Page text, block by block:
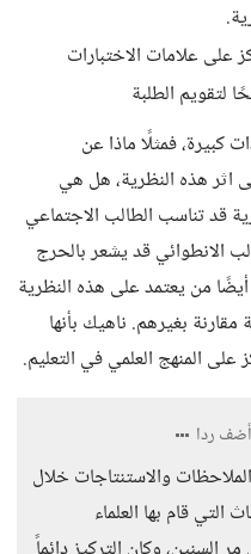
على علامات الاختبارات
لتقويم الطلبة
كبيرة، فمثلًا ماذا عن
اثر هذه النظرية، هل هي
قد تناسب الطالب الاجتماعي
الانطوائي قد يشعر بالحرج
من يعتمد على هذه النظرية
بغيرهم. ناهيك بأنها
على المنهج العلمي في التعليم.
أضف ردا
والاستنتاجات خلال
التي قام بها العلماء